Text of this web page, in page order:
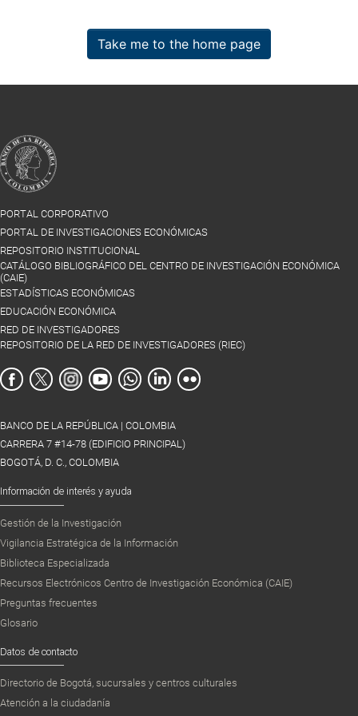
Take me to the home page
PORTAL CORPORATIVO
PORTAL DE INVESTIGACIONES ECONÓMICAS
REPOSITORIO INSTITUCIONAL
CATÁLOGO BIBLIOGRÁFICO DEL CENTRO DE INVESTIGACIÓN ECONÓMICA
(CAIE)
ESTADÍSTICAS ECONÓMICAS
EDUCACIÓN ECONÓMICA
RED DE INVESTIGADORES
REPOSITORIO DE LA RED DE INVESTIGADORES (RIEC)
BANCO DE LA REPÚBLICA | COLOMBIA
CARRERA 7 #14-78 (EDIFICIO PRINCIPAL)
BOGOTÁ, D. C., COLOMBIA
Información de interés y ayuda
Gestión de la Investigación
Vigilancia Estratégica de la Información
Biblioteca Especializada
Recursos Electrónicos Centro de Investigación Económica (CAIE)
Preguntas frecuentes
Glosario
Datos de contacto
Directorio de Bogotá, sucursales y centros culturales
Atención a la ciudadanía